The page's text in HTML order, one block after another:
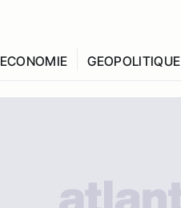
ECONOMIE GEOPOLITIQUE